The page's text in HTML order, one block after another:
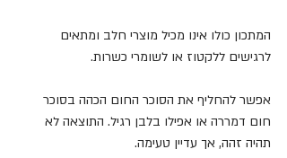
המתכון כולו אינו מכיל מוצרי חלב ומתאים
לרגישים ללקטוז או לשומרי כשרות.
אפשר להחליף את הסוכר החום הכהה בסוכר
חום דמררה או אפילו בלבן רגיל. התוצאה לא
תהיה זהה, אך עדיין טעימה.